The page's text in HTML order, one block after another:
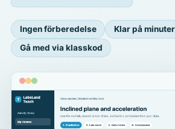
Ingen förberedelse
Klar på minuter
Gå med via klasskod